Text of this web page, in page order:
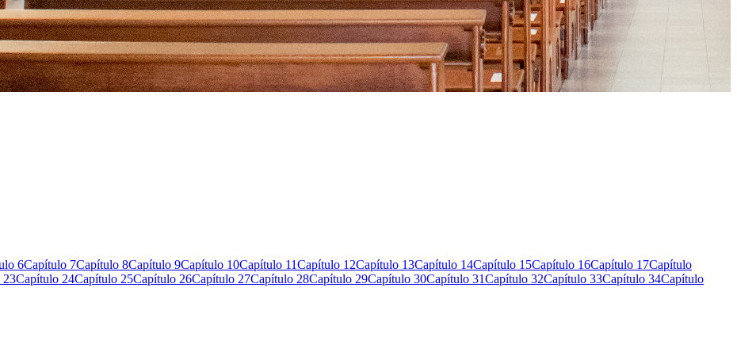
6Capítulo 7Capítulo 8Capítulo 9Capítulo 10Capítulo 11Capítulo 12Capítulo 13Capítulo 14Capítulo 15Capítulo 16Capítulo 17Capítulo
23Capítulo 24Capítulo 25Capítulo 26Capítulo 27Capítulo 28Capítulo 29Capítulo 30Capítulo 31Capítulo 32Capítulo 33Capítulo 34Capítulo